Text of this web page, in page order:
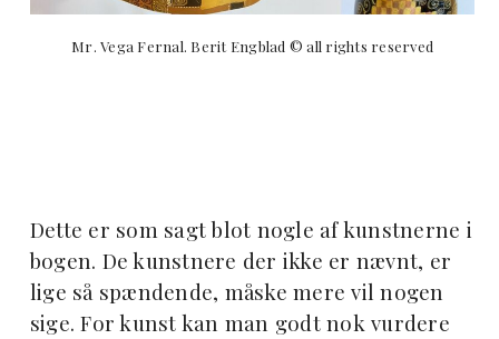
Mr. Vega Fernal. Berit Engblad © all rights reserved
Dette er som sagt blot nogle af kunstnerne i
bogen. De kunstnere der ikke er nævnt, er
lige så spændende, måske mere vil nogen
sige. For kunst kan man godt nok vurdere